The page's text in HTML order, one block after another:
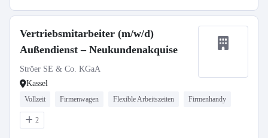
Vertriebsmitarbeiter (m/w/d)
Außendienst – Neukundenakquise
Ströer SE & Co. KGaA
Kassel
Vollzeit Firmenwagen Flexible Arbeitszeiten Firmenhandy
2